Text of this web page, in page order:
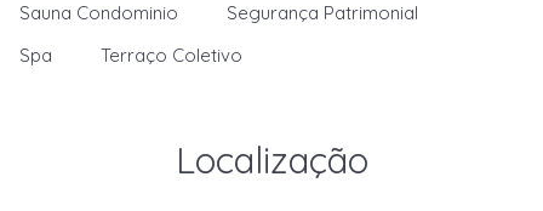
Sauna Condominio
Segurança Patrimonial
Spa
Terraço Coletivo
Localização